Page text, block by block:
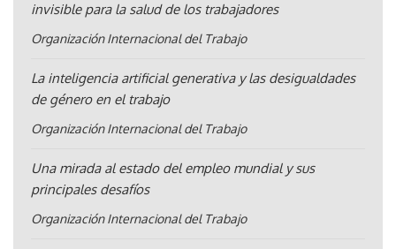
invisible para la salud de los trabajadores
Organización Internacional del Trabajo
La inteligencia artificial generativa y las desigualdades
de género en el trabajo
Organización Internacional del Trabajo
Una mirada al estado del empleo mundial y sus
principales desafíos
Organización Internacional del Trabajo